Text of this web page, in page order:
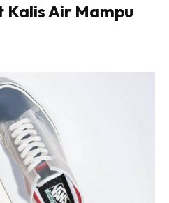
Kalis Air Mampu